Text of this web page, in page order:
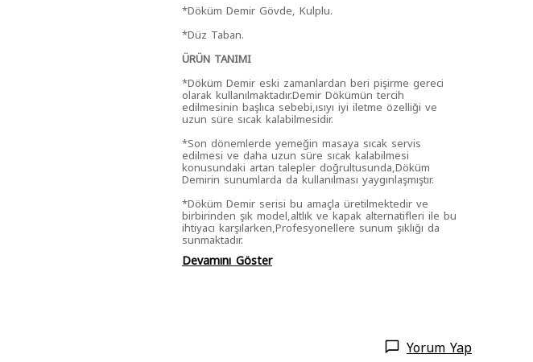
*Döküm Demir Gövde, Kulplu.
*Düz Taban.
ÜRÜN TANIMI
*Döküm Demir eski zamanlardan beri pişirme gereci
olarak kullanılmaktadır.Demir Dökümün tercih
edilmesinin başlıca sebebi,ısıyı iyi iletme özelliği ve
uzun süre sıcak kalabilmesidir.
*Son dönemlerde yemeğin masaya sıcak servis
edilmesi ve daha uzun süre sıcak kalabilmesi
konusundaki artan talepler doğrultusunda,Döküm
Demirin sunumlarda da kullanılması yaygınlaşmıştır.
*Döküm Demir serisi bu amaçla üretilmektedir ve
birbirinden şık model,altlık ve kapak alternatifleri ile bu
ihtiyacı karşılarken,Profesyonellere sunum şıklığı da
sunmaktadır.
Devamını Göster
Yorum Yap